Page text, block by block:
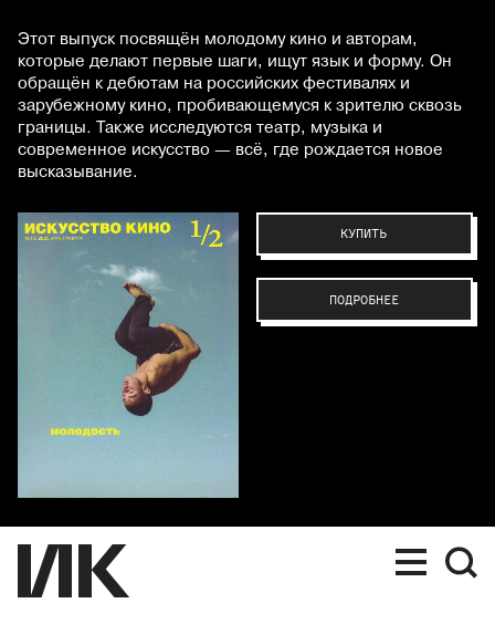
Этот выпуск посвящён молодому кино и авторам,
которые делают первые шаги, ищут язык и форму. Он
обращён к дебютам на российских фестивалях и
зарубежному кино, пробивающемуся к зрителю сквозь
границы. Также исследуются театр, музыка и
современное искусство — всё, где рождается новое
высказывание.
КУПИТЬ
ПОДРОБНЕЕ